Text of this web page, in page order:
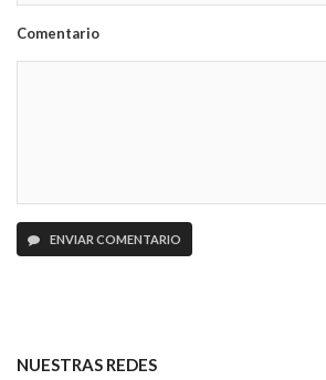
Comentario
ENVIAR COMENTARIO
NUESTRAS REDES